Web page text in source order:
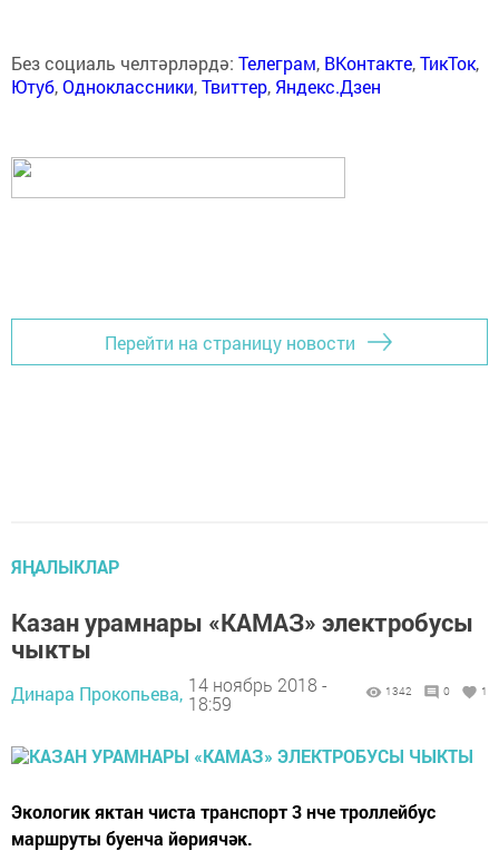
Без социаль челтәрләрдә: Телеграм, ВКонтакте,ТикТок,
Ютуб,Одноклассники,Твиттер, Яндекс.Дзен
Перейти на страницу новости
ЯҢАЛЫКЛАР
Казан урамнары «КАМАЗ» электробусы
чыкты
Динара Прокопьева, 14 ноябрь 2018 -
18:59
1342 0 1
Экологик яктан чиста транспорт 3 нче троллейбус
маршруты буенча йөриячәк.